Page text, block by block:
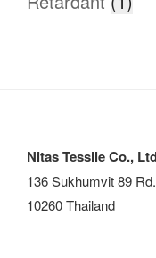
Nitas Tessile Co.,
136 Sukhumvit 89
10260 Thailand